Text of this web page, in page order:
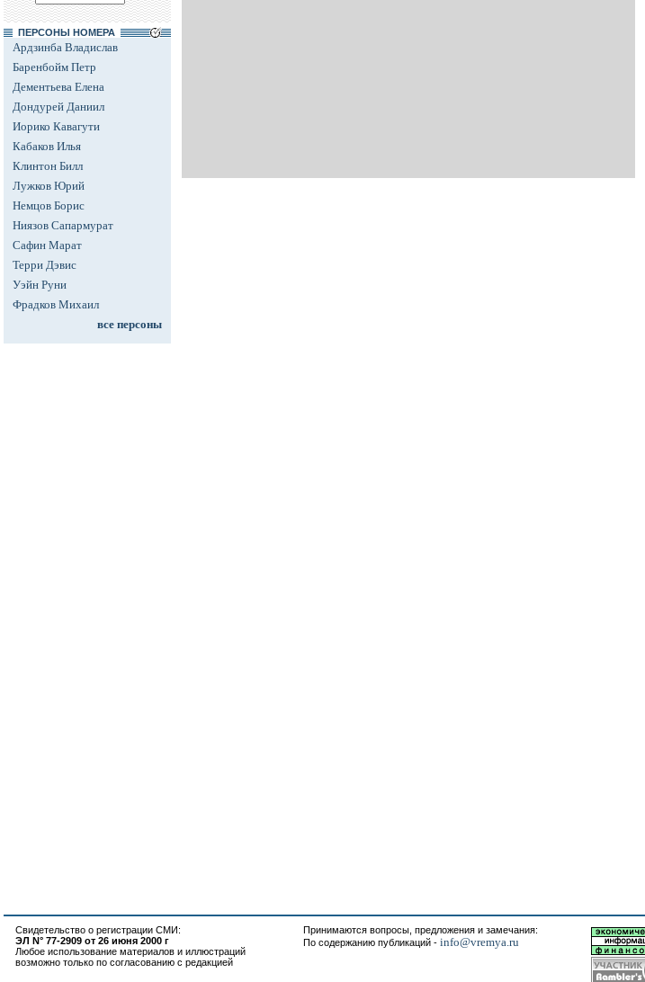
ПЕРСОНЫ НОМЕРА
Ардзинба Владислав
Баренбойм Петр
Дементьева Елена
Дондурей Даниил
Иорико Кавагути
Кабаков Илья
Клинтон Билл
Лужков Юрий
Немцов Борис
Ниязов Сапармурат
Сафин Марат
Терри Дэвис
Уэйн Руни
Фрадков Михаил
все персоны
Свидетельство о регистрации СМИ:
ЭЛ N° 77-2909 от 26 июня 2000 г
Любое использование материалов и иллюстраций
возможно только по согласованию с редакцией
Принимаются вопросы, предложения и замечания:
По содержанию публикаций - info@vremya.ru